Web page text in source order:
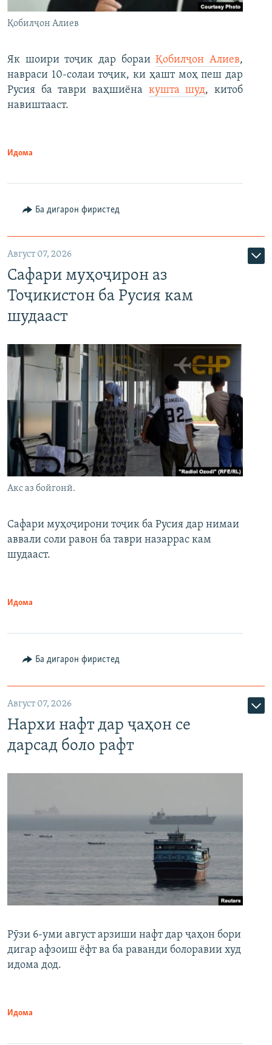
Қобилҷон Алиев
Як шоири тоҷик дар бораиҚобилҷон Алиев,
навраси 10-солаи тоҷик, ки ҳашт моҳ пеш дар
Русия ба таври ваҳшиёна кушта шуд, китоб
навиштааст.
Идома
Ба дигарон фиристед
Август 07, 2026
Сафари муҳоҷирон аз
Тоҷикистон ба Русия кам
шудааст
Акс аз бойгонӣ.
Сафари муҳоҷирони тоҷик ба Русия дар нимаи
аввали соли равон ба таври назаррас кам
шудааст.
Идома
Ба дигарон фиристед
Август 07, 2026
Нархи нафт дар ҷаҳон се
дарсад боло рафт
Рӯзи 6-уми август арзиши нафт дар ҷаҳон бори
дигар афзоиш ёфт ва ба раванди болоравии худ
идома дод.
Идома